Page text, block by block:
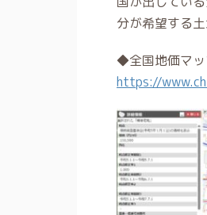
分が希望する
◆全国地価マ
https://